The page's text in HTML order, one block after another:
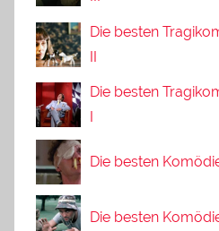
Die besten
II
Die besten
I
Die besten
Die besten